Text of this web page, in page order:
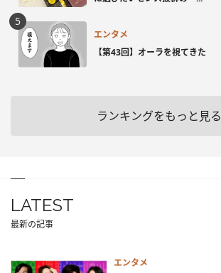
エンタメ
【第43回】オーラを視てきた
ランキングをもっと見る
LATEST
最新の記事
エンタメ